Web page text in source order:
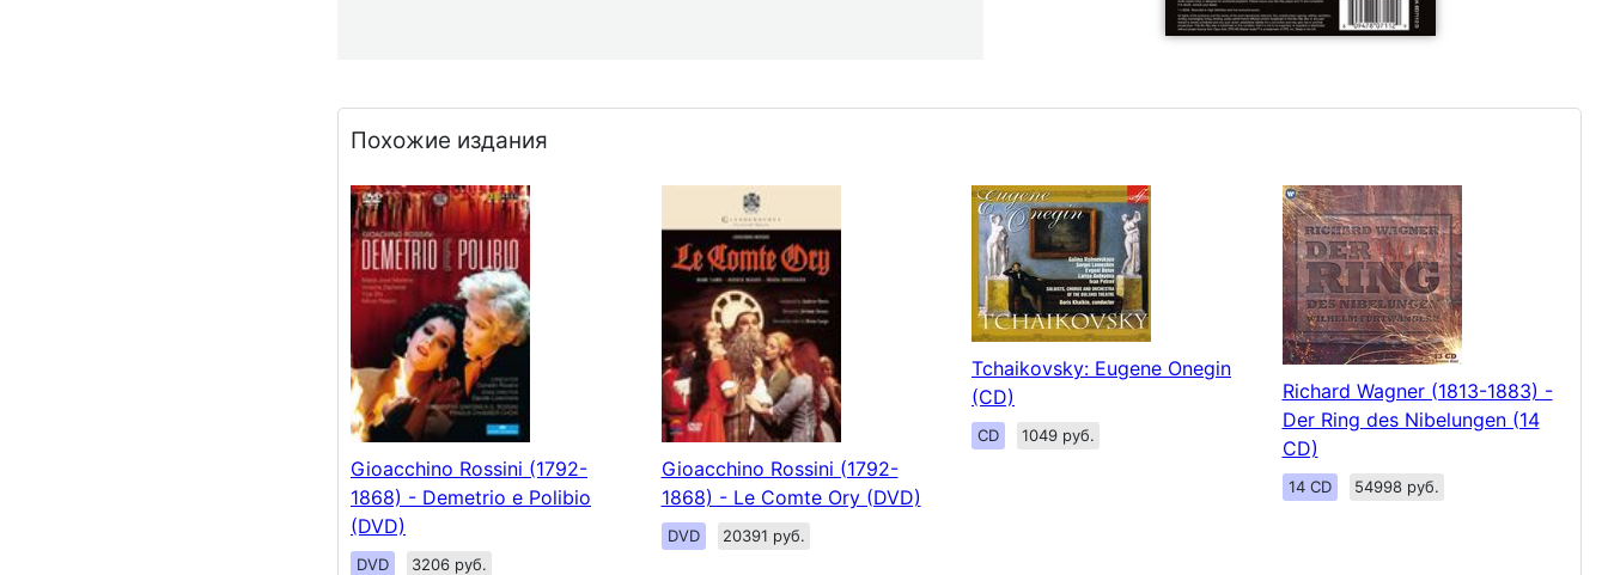
Похожие издания
Gioacchino Rossini (1792-
1868) - Demetrio e Polibio
(DVD)
DVD 3206 руб.
Gioacchino Rossini (1792-
1868) - Le Comte Ory (DVD)
DVD 20391 руб.
Tchaikovsky: Eugene Onegin
(CD)
CD 1049 руб.
Richard Wagner (1813-1883) -
Der Ring des Nibelungen (14
CD)
14 CD 54998 руб.